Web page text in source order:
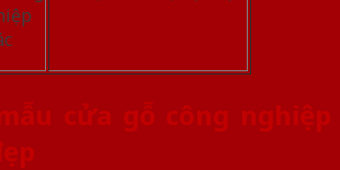
cửa gỗ công nghiệp